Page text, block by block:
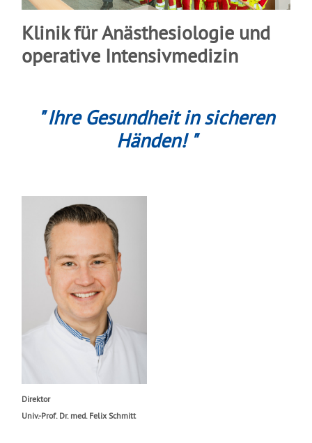
Klinik für Anästhesiologie und
operative Intensivmedizin
" Ihre Gesundheit in sicheren
Händen! "
Direktor
Univ.-Prof. Dr. med. Felix Schmitt